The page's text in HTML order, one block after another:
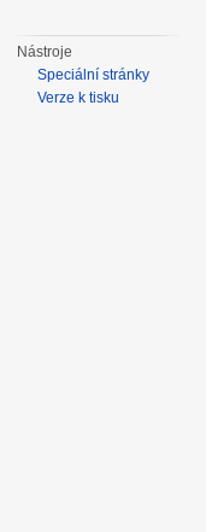
Nástroje
Speciální stránky
Verze k tisku